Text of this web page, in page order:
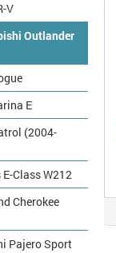
V
Outlander
E
(2004-
Class W212
Cherokee
Pajero Sport